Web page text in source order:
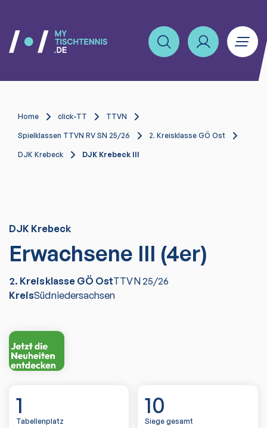
Home click-TT TTVN
Spielklassen TTVN RV SN 25/26 2. Kreisklasse GÖ Ost
DJK Krebeck DJK Krebeck III
DJK Krebeck
Erwachsene III (4er)
2. Kreisklasse GÖ OstTTVN25/26
KreisSüdniedersachsen
1
Tabellenplatz
10
Siege gesamt